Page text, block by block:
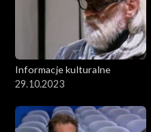
Informacje kulturalne
29.10.2023